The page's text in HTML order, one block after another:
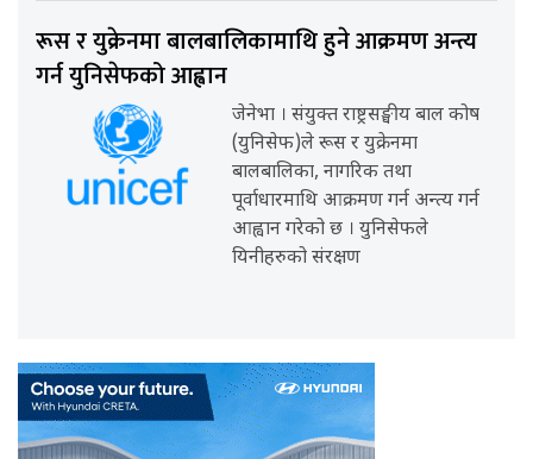
रूस र युक्रेनमा बालबालिकामाथि हुने आक्रमण अन्त्य
गर्न युनिसेफको आह्वान
जेनेभा । संयुक्त राष्ट्रसङ्घीय बाल कोष
(युनिसेफ)ले रूस र युक्रेनमा
बालबालिका, नागरिक तथा
पूर्वाधारमाथि आक्रमण गर्न अन्त्य गर्न
आह्वान गरेको छ । युनिसेफले
यिनीहरुको संरक्षण